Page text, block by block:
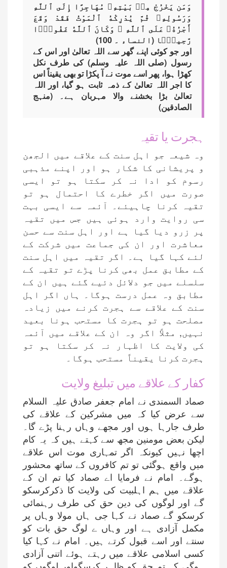
وَمَن يَخْرُجْ مِنۢ بَيْتِهِۦ مُهَاجِرًا إِلَى ٱللَّهِ
وَرَسُولِهِۦ ثُمَّ يُدْرِكْهُ ٱلْمَوْتُ فَقَدْ وَقَعَ
أَجْرُهُۥ عَلَى ٱللَّهِ ۗ وَكَانَ ٱللَّهُ غَفُورًۭا
رَّحِيمًۭا (النساء ۔ 100)
اور جو کوئی اپنے گھر سے اللہ تعالیٰ اور اس کے
رسول (صلی اللہ علیہ وسلم) کی طرف نکل
کھڑا ہوا، پھر اسے موت نے آ پکڑا تو بھی یقیناً اس
کا اجر اللہ تعالیٰ کے ذمہ ﺛابت ہو گیا، اور اللہ
تعالیٰ بڑا بخشنے واﻻ مہربان ہے۔ (منہج
الصادقین)
ہجرت یا تقیہ
وہ شیعہ جو اہل سنت کے علاقے میں الجھن
و پریشانی کا شکار ہو اور اپنے مذہبی
رسوم کو ادا نہ کر سکتا ہو تو ایسی
صورت میں اگر خطرے کا احتمال ہو تو
تقیہ کرنا چاہیئے۔ آئمہ سے ایسی بہت
سی روایت وارد ہوئی ہیں جس میں تقیہ
پر زرو دیا گیا ہے اور اہل سنت سے حسن
معاشرت اور ان کی جماعت میں شرکت کے
لئے کہا گیا ہے۔ اگر تقیہ میں اہل سنت
کے مطابق عمل بھی کرنا پڑے تو تقیہ کے
سلسلے میں جو دلائل دئیے گئے ہیں ان کے
مطابق وہ عمل درست ہوگا۔ ہاں اگر اہل
سنت کے علاقے سے ہجرت کرنے میں زیادہ
مصلحت ہو تو ہجرت کا مستحب ہونا بعید
نہیں, مثلاً اگر وہ ان کے علاقے میں آئمہ
کی ولایت کا اظہار نہ کر سکتا ہو تو
ہجرت کرنا یقیناً مستحب ہوگا۔
کفار کے علاقے میں تبلیغ ولایت
صماد السمندی نے امام جعفر صادق علیہ السلام
سے عرض کیا کہ میں مشرکین کے علاقے کی
طرف جارہا ہوں اور مجھے وہاں رہنا پڑے گا۔
لیکن بعض مومنین مجھ سے کہتے ہیں کہ یہ کام
اچھا نہیں کیونکہ اگر تمہاری موت اس علاقے
میں واقع ہوگئی تو تم کافروں کے ساتھ محشور
ہوگے۔ امام نے فرمایا اے صماد کیا تم ان کے
علاقے میں ہم اہلبیت کی ولایت کا ذکرکرسکو
گے اور لوگوں کی دین حق کی طرف رہنمائی
کرسکو گے صماد نے کہا جی ہاں مولا وہاں پر
مکمل آزادی ہے اور وہاں ے لوگ حق بات کو
سنتے اور اسے قبول کرتے ہیں۔ امام نے کہا کیا
کسی اسلامی علاقے میں رہتے ہوئے اتنی آزادی